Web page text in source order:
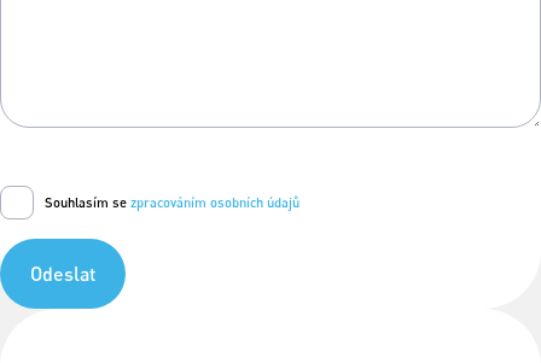
Souhlasím se zpracováním osobních údajů
Odeslat